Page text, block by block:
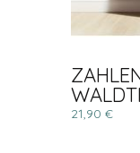
21,90 €